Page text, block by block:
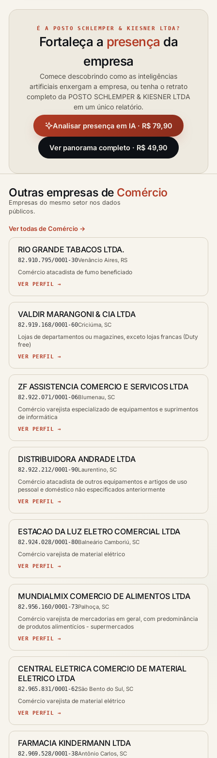
É A POSTO SCHLEMPER & KIESNER LTDA?
Fortaleça a presença da
empresa
Comece descobrindo como as inteligências
artificiais enxergam a empresa, ou tenha o retrato
completo da POSTO SCHLEMPER & KIESNER LTDA
em um único relatório.
Analisar presença em IA · R$ 79,90
Ver panorama completo · R$ 49,90
Outras empresas de Comércio
Empresas do mesmo setor nos dados
públicos.
Ver todas de Comércio →
RIO GRANDE TABACOS LTDA.
82.910.795/0001-30Venâncio Aires, RS
Comércio atacadista de fumo beneficiado
VER PERFIL →
VALDIR MARANGONI & CIA LTDA
82.919.168/0001-60Criciúma, SC
Lojas de departamentos ou magazines, exceto lojas francas (Duty
free)
VER PERFIL →
ZF ASSISTENCIA COMERCIO E SERVICOS LTDA
82.922.071/0001-06Blumenau, SC
Comércio varejista especializado de equipamentos e suprimentos
de informática
VER PERFIL →
DISTRIBUIDORA ANDRADE LTDA
82.922.212/0001-90Laurentino, SC
Comércio atacadista de outros equipamentos e artigos de uso
pessoal e doméstico não especificados anteriormente
VER PERFIL →
ESTACAO DA LUZ ELETRO COMERCIAL LTDA
82.924.028/0001-80Balneário Camboriú, SC
Comércio varejista de material elétrico
VER PERFIL →
MUNDIALMIX COMERCIO DE ALIMENTOS LTDA
82.956.160/0001-73Palhoça, SC
Comércio varejista de mercadorias em geral, com predominância
de produtos alimentícios - supermercados
VER PERFIL →
CENTRAL ELETRICA COMERCIO DE MATERIAL
ELETRICO LTDA
82.965.831/0001-62São Bento do Sul, SC
Comércio varejista de material elétrico
VER PERFIL →
FARMACIA KINDERMANN LTDA
82.969.528/0001-38Antônio Carlos, SC